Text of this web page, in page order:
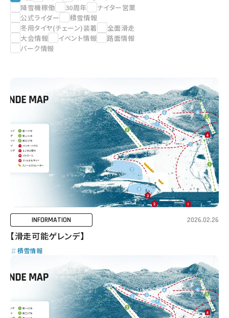
降雪機稼働
30周年
ナイター営業
公式ライダー
積雪情報
冬用タイヤ(チェーン)装着
全面滑走
大会情報
イベント情報
路面情報
パーク情報
INFORMATION 2026.02.26
【滑走可能ゲレンデ】
積雪情報